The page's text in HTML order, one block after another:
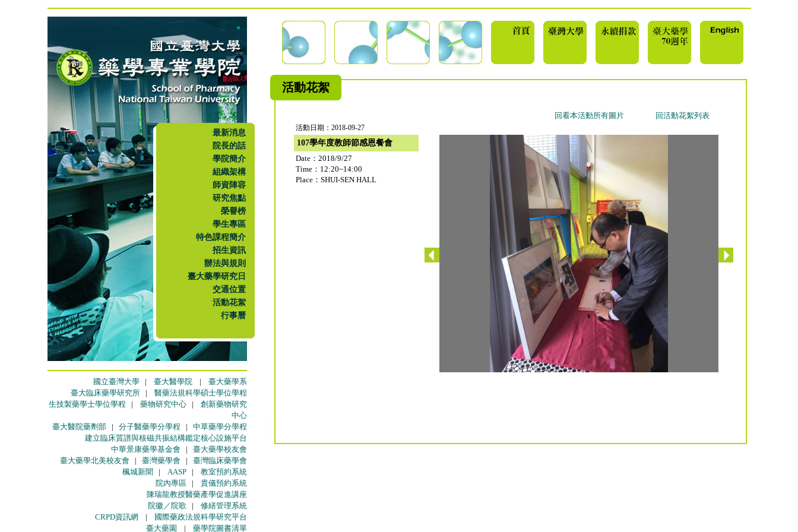
最新消息
院長的話
學院簡介
組織架構
師資陣容
研究焦點
榮譽榜
學生專區
特色課程簡介
招生資訊
辦法與規則
臺大藥學研究日
交通位置
活動花絮
行事曆
國立臺灣大學| 臺大醫學院| 臺大藥學系
臺大臨床藥學研究所| 醫藥法規科學碩士學位學程
生技製藥學士學位學程 | 藥物研究中心| 創新藥物研究
中心
臺大醫院藥劑部| 分子醫藥學分學程 | 中草藥學分學程
建立臨床質譜與核磁共振結構鑑定核心設施平台
中華景康藥學基金會| 臺大藥學校友會
臺大藥學北美校友會| 臺灣藥學會| 臺灣臨床藥學會
楓城新聞 | AASP| 教室預約系統
院內專區| 貴儀預約系統
陳瑞龍教授醫藥產學促進講座
院徽／院歌 | 修繕管理系統
CRPD資訊網 |
國際藥政法規科學研究平台
臺大藥園 | 藥學院圖書清單
活動花絮
回看本活動所有圖片 回活動花絮列表
活動日期：2018-09-27
107學年度教師節感恩餐會
Date：2018/9/27
Time：12:20~14:00
Place：SHUI-SEN HALL